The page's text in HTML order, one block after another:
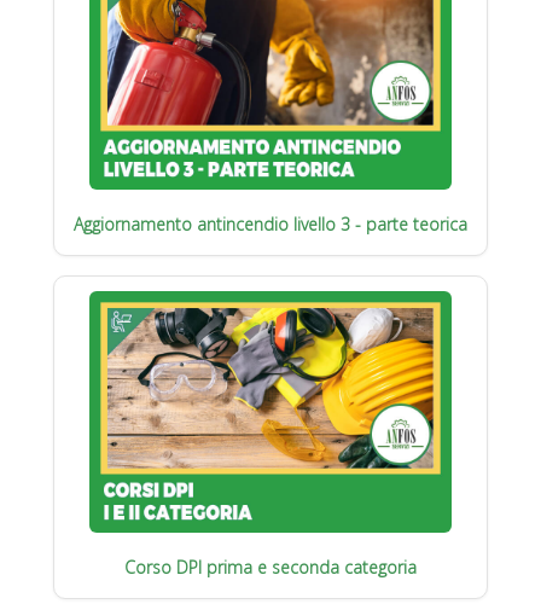
Aggiornamento antincendio livello 3 - parte teorica
Corso DPI prima e seconda categoria